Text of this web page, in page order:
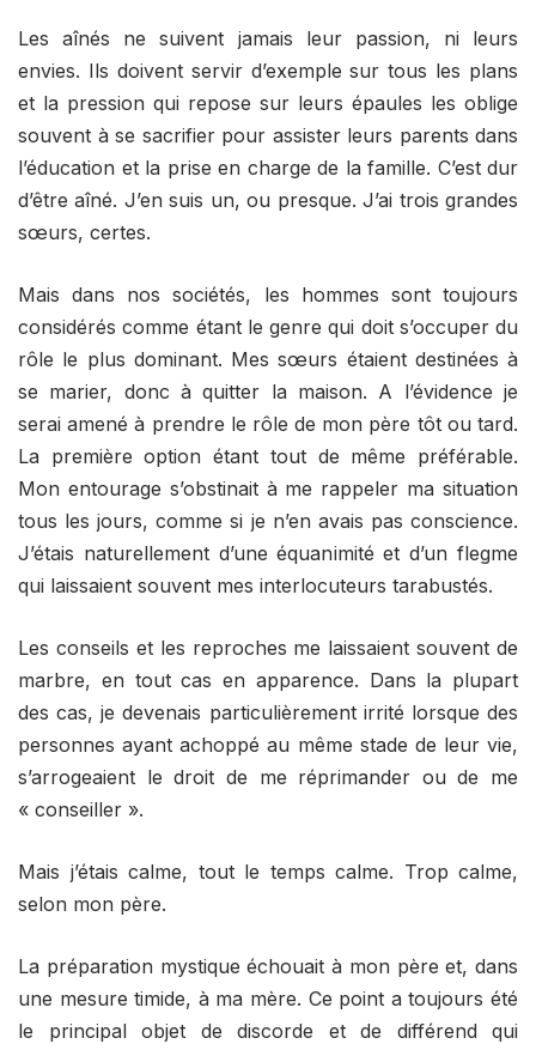
Les aînés ne suivent jamais leur passion, ni leurs
envies. Ils doivent servir d’exemple sur tous les plans
et la pression qui repose sur leurs épaules les oblige
souvent à se sacrifier pour assister leurs parents dans
l’éducation et la prise en charge de la famille. C’est dur
d’être aîné. J’en suis un, ou presque. J’ai trois grandes
sœurs, certes.
Mais dans nos sociétés, les hommes sont toujours
considérés comme étant le genre qui doit s’occuper du
rôle le plus dominant. Mes sœurs étaient destinées à
se marier, donc à quitter la maison. A l’évidence je
serai amené à prendre le rôle de mon père tôt ou tard.
La première option étant tout de même préférable.
Mon entourage s’obstinait à me rappeler ma situation
tous les jours, comme si je n’en avais pas conscience.
J’étais naturellement d’une équanimité et d’un flegme
qui laissaient souvent mes interlocuteurs tarabustés.
Les conseils et les reproches me laissaient souvent de
marbre, en tout cas en apparence. Dans la plupart
des cas, je devenais particulièrement irrité lorsque des
personnes ayant achoppé au même stade de leur vie,
s’arrogeaient le droit de me réprimander ou de me
« conseiller ».
Mais j’étais calme, tout le temps calme. Trop calme,
selon mon père.
La préparation mystique échouait à mon père et, dans
une mesure timide, à ma mère. Ce point a toujours été
le principal objet de discorde et de différend qui